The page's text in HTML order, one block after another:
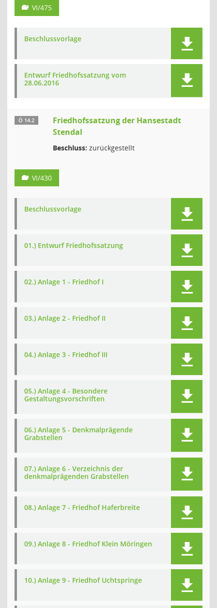
VI/475
Beschlussvorlage
Entwurf Friedhofssatzung vom
28.06.2016
Ö 14.2
Friedhofssatzung der Hansestadt
Stendal
Beschluss: zurückgestellt
VI/430
Beschlussvorlage
01.) Entwurf Friedhofssatzung
02.) Anlage 1 - Friedhof I
03.) Anlage 2 - Friedhof II
04.) Anlage 3 - Friedhof III
05.) Anlage 4 - Besondere
Gestaltungsvorschriften
06.) Anlage 5 - Denkmalprägende
Grabstellen
07.) Anlage 6 - Verzeichnis der
denkmalprägenden Grabstellen
08.) Anlage 7 - Friedhof Haferbreite
09.) Anlage 8 - Friedhof Klein Möringen
10.) Anlage 9 - Friedhof Uchtspringe